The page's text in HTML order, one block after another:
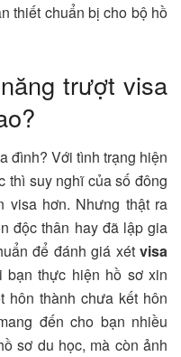
thiết chuẩn bị cho bộ hồ
trượt visa
đình? Với tình trạng hiện
thì suy nghĩ của số đông
visa hơn. Nhưng thật ra
độc thân hay đã lập gia
để đánh giá xét visa
bạn thực hiện hồ sơ xin
hôn thành chưa kết hôn
đến cho bạn nhiều
sơ du học, mà còn ảnh